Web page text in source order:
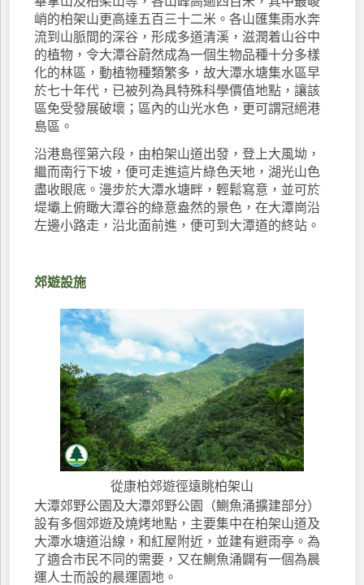
峭的柏架山更高達五百三十二米。各山匯集雨水奔
流到山脈間的深谷，形成多道清溪，滋潤着山谷中
的植物，令大潭谷蔚然成為一個生物品種十分多樣
化的林區，動植物種類繁多，故大潭水塘集水區早
於七十年代，已被列為具特殊科學價值地點，讓該
區免受發展破壞；區內的山光水色，更可謂冠絕港
島區。
沿港島徑第六段，由柏架山道出發，登上大風坳，
繼而南行下坡，便可走進這片綠色天地，湖光山色
盡收眼底。漫步於大潭水塘畔，輕鬆寫意，並可於
堤壩上俯瞰大潭谷的綠意盎然的景色，在大潭崗沿
左邊小路走，沿北面前進，便可到大潭道的終站。
郊遊設施
從康柏郊遊徑遠眺柏架山
大潭郊野公園及大潭郊野公園（鰂魚涌擴建部分）
設有多個郊遊及燒烤地點，主要集中在柏架山道及
大潭水塘道沿線，和紅屋附近，並建有避雨亭。為
了適合市民不同的需要，又在鰂魚涌闢有一個為晨
運人士而設的晨運園地。